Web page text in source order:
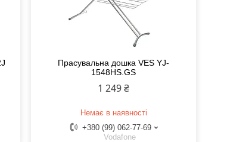
Прасувальна дошка VES YJ-
1548HS.GS
1 249 ₴
Немає в наявності
+380 (99) 062-77-69
Vodafone